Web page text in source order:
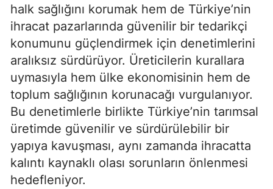
halk sağlığını korumak hem de Türkiye’nin
ihracat pazarlarında güvenilir bir tedarikçi
konumunu güçlendirmek için denetimlerini
aralıksız sürdürüyor. Üreticilerin kurallara
uymasıyla hem ülke ekonomisinin hem de
toplum sağlığının korunacağı vurgulanıyor.
Bu denetimlerle birlikte Türkiye’nin tarımsal
üretimde güvenilir ve sürdürülebilir bir
yapıya kavuşması, aynı zamanda ihracatta
kalıntı kaynaklı olası sorunların önlenmesi
hedefleniyor.